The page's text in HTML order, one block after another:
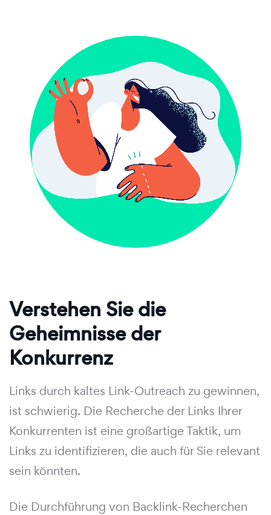
Verstehen Sie die
Geheimnisse der
Konkurrenz
Links durch kaltes Link-Outreach zu gewinnen,
ist schwierig. Die Recherche der Links Ihrer
Konkurrenten ist eine großartige Taktik, um
Links zu identifizieren, die auch für Sie relevant
sein könnten.
Die Durchführung von Backlink-Recherchen